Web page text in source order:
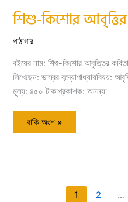
শিশু-কিশোর আবৃত্তির
পাঠাগার
বইয়ের নাম: শিশু-কিশোর আবৃত্তির
লিখেছেন: ভাস্বর বন্দ্যোপাধ্যায়বিষয়:
মূল্য: ৪৫০ টাকাপ্রকাশক: অনন্যা
শিশু-
কিশোর
কবিতা-
শুক্লা
বাকি অংশ »
1 2 …